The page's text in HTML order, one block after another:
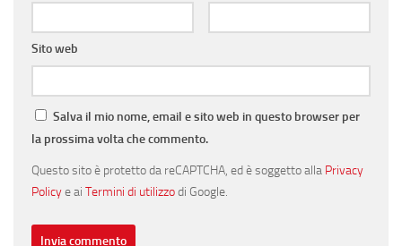
Sito web
Salva il mio nome, email e sito web in questo browser per
la prossima volta che commento.
Questo sito è protetto da reCAPTCHA, ed è soggetto alla Privacy
Policye ai Termini di utilizzodi Google.